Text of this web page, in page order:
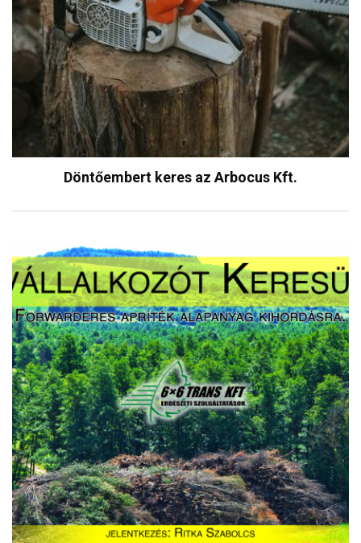
Döntőembert keres az Arbocus Kft.